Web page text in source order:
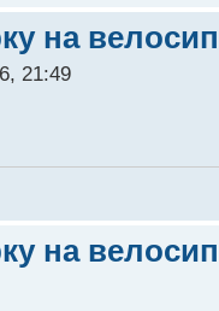
на
21:49
на